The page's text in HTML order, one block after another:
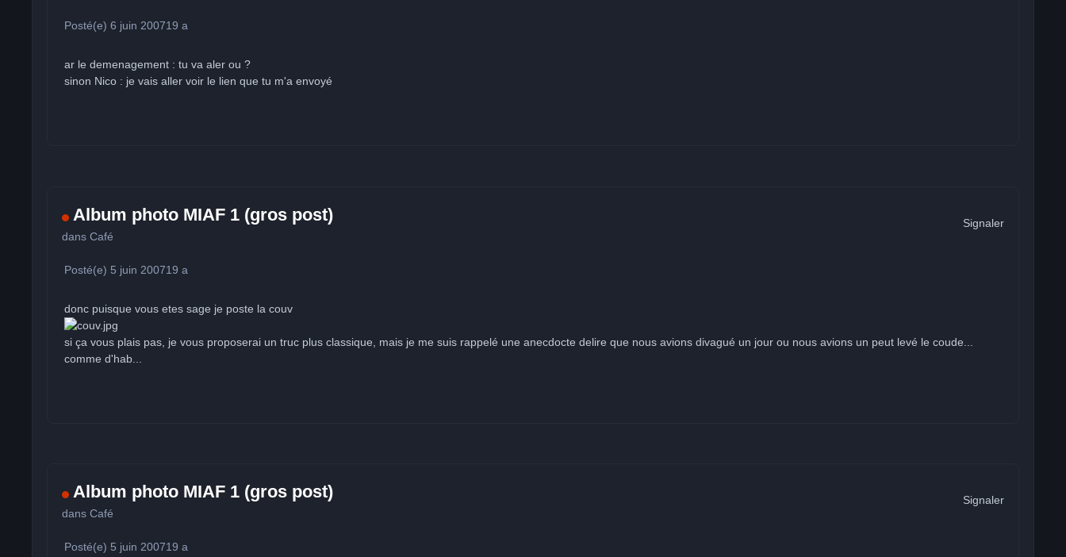
Posté(e)6 juin 200719 a
ar le demenagement : tu va aler ou ?
sinon Nico : je vais aller voir le lien que tu m'a envoyé
Album photo MIAF 1 (gros post)
dansCafé
Signaler
Posté(e) 5 juin 200719 a
donc puisque vous etes sage je poste la couv
si ça vous plais pas, je vous proposerai un truc plus classique, mais je me suis rappelé une anecdocte delire que nous avions divagué un jour ou nous avions un peut levé le coude...
comme d'hab...
Album photo MIAF 1 (gros post)
dansCafé
Signaler
Posté(e) 5 juin 200719 a